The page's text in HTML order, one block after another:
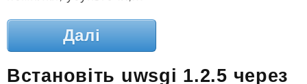
Далі
Встановіть uwsgi 1.2.5 через